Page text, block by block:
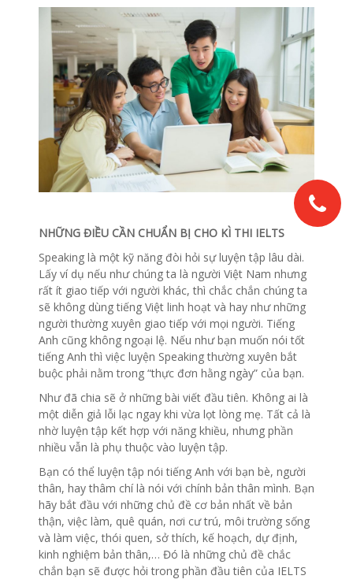
NHỮNG ĐIỀU CẦN CHUẨN BỊ CHO KÌ THI IELTS
Speaking là một kỹ năng đòi hỏi sự luyện tập lâu dài.
Lấy ví dụ nếu như chúng ta là người Việt Nam nhưng
rất ít giao tiếp với người khác, thì chắc chắn chúng ta
sẽ không dùng tiếng Việt linh hoạt và hay như những
người thường xuyên giao tiếp với mọi người. Tiếng
Anh cũng không ngoại lệ. Nếu như bạn muốn nói tốt
tiếng Anh thì việc luyện Speaking thường xuyên bắt
buộc phải nằm trong “thực đơn hằng ngày” của bạn.
Như đã chia sẽ ở những bài viết đầu tiên. Không ai là
một diễn giả lỗi lạc ngay khi vừa lọt lòng mẹ. Tất cả là
nhờ luyện tập kết hợp với năng khiều, nhưng phần
nhiều vẫn là phụ thuộc vào luyện tập.
Bạn có thể luyện tập nói tiếng Anh với bạn bè, người
thân, hay thâm chí là nói với chính bản thân mình. Bạn
hãy bắt đầu với những chủ đề cơ bản nhất về bản
thận, việc làm, quê quán, nơi cư trú, môi trường sống
và làm việc, thói quen, sở thích, kế hoạch, dự định,
kinh nghiệm bản thân,… Đó là những chủ đề chắc
chắn bạn sẽ được hỏi trong phần đầu tiên của IELTS